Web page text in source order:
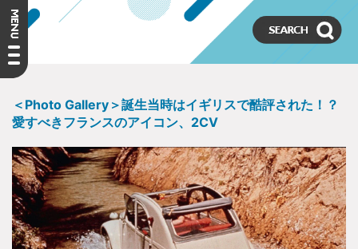
＜Photo Gallery＞誕生当時はイギリスで酷評された！？
愛すべきフランスのアイコン、2CV